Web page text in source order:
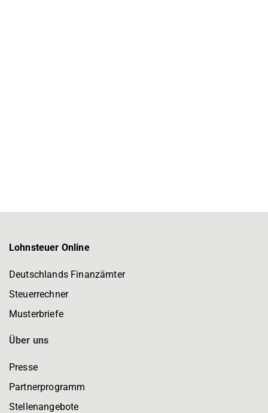
Lohnsteuer Online
Deutschlands Finanzämter
Steuerrechner
Musterbriefe
Über uns
Presse
Partnerprogramm
Stellenangebote